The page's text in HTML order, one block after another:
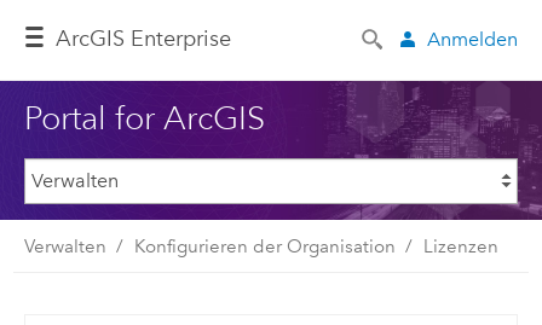
ArcGIS Enterprise Anmelden
Portal for ArcGIS
Verwalten Konfigurieren der Organisation Lizenzen